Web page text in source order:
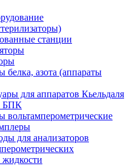
станции
белка, азота (аппараты
для аппаратов Кьельдаля
БПК
вольтамперометрические
для анализаторов